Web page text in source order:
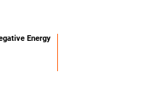
Energy